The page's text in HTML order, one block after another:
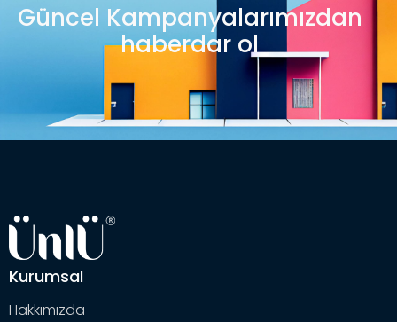
Güncel Kampanyalarımızdan
haberdar ol
Kurumsal
Hakkımızda